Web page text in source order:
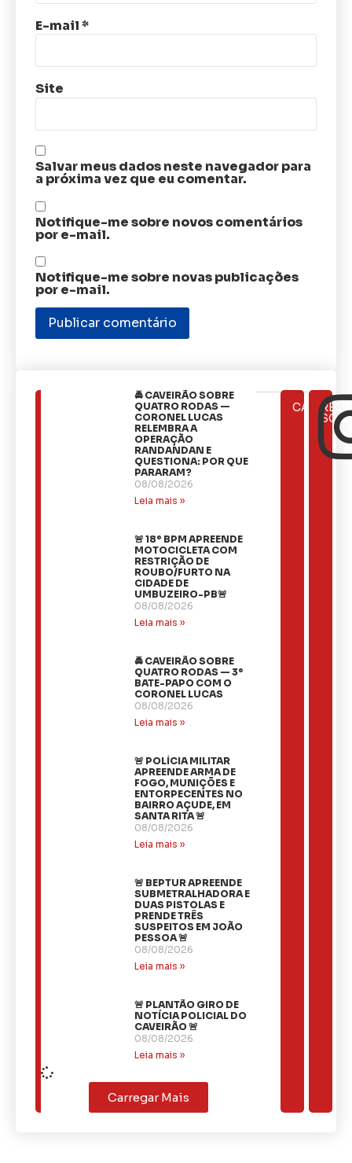
E-mail*
Site
Salvar meus dados neste navegador para
a próxima vez que eu comentar.
Notifique-me sobre novos comentários
por e-mail.
Notifique-me sobre novas publicações
por e-mail.
🚔 CAVEIRÃO SOBRE
QUATRO RODAS —
CORONEL LUCAS
RELEMBRA A
OPERAÇÃO
RANDANDAN E
QUESTIONA: POR QUE
PARARAM?
08/08/2026
Leia mais »
🚨 18º BPM APREENDE
MOTOCICLETA COM
RESTRIÇÃO DE
ROUBO/FURTO NA
CIDADE DE
UMBUZEIRO-PB🚨
08/08/2026
Leia mais »
🚔 CAVEIRÃO SOBRE
QUATRO RODAS — 3º
BATE-PAPO COM O
CORONEL LUCAS
08/08/2026
Leia mais »
🚨 POLÍCIA MILITAR
APREENDE ARMA DE
FOGO, MUNIÇÕES E
ENTORPECENTES NO
BAIRRO AÇUDE, EM
SANTA RITA 🚨
08/08/2026
Leia mais »
🚨 BEPTUR APREENDE
SUBMETRALHADORA E
DUAS PISTOLAS E
PRENDE TRÊS
SUSPEITOS EM JOÃO
PESSOA 🚨
08/08/2026
Leia mais »
🚨 PLANTÃO GIRO DE
NOTÍCIA POLICIAL DO
CAVEIRÃO 🚨
08/08/2026
Leia mais »
Carregar Mais